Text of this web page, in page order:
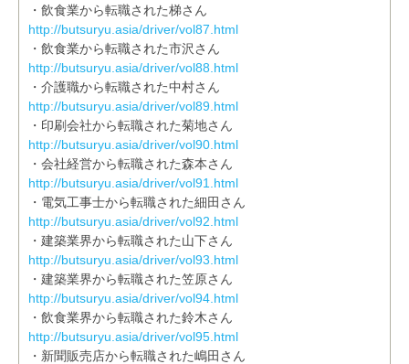
・飲食業から転職された梯さん
http://butsuryu.asia/driver/vol87.html
・飲食業から転職された市沢さん
http://butsuryu.asia/driver/vol88.html
・介護職から転職された中村さん
http://butsuryu.asia/driver/vol89.html
・印刷会社から転職された菊地さん
http://butsuryu.asia/driver/vol90.html
・会社経営から転職された森本さん
http://butsuryu.asia/driver/vol91.html
・電気工事士から転職された細田さん
http://butsuryu.asia/driver/vol92.html
・建築業界から転職された山下さん
http://butsuryu.asia/driver/vol93.html
・建築業界から転職された笠原さん
http://butsuryu.asia/driver/vol94.html
・飲食業界から転職された鈴木さん
http://butsuryu.asia/driver/vol95.html
・新聞販売店から転職された嶋田さん